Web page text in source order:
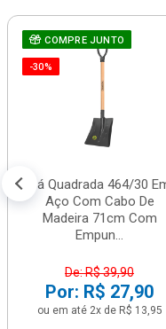
COMPRE JUNTO
-30%
Pá Quadrada 464/30
Aço Com Cabo De
Madeira 71cm Com
Empun...
De: R$ 39,90
Por: R$ 27,90
ou em até 2x de R$ 13,95